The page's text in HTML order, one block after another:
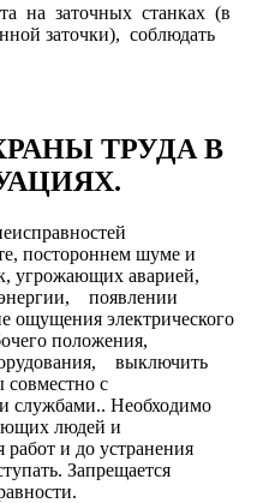
на заточных станках (в
заточки), соблюдать
ТРУДА В
постороннем шуме и
угрожающих аварией,
появлении
ощущения электрического
положения,
выключить
совме­стно с
службами.. Необходимо
людей и
работ и до устранения
Запрещается